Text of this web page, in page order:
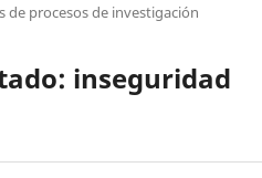
de procesos de investigación
inseguridad